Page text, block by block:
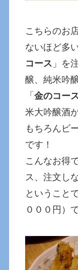
こちらのお
ないほど多
コース 」を
醸、純米吟
「金のコー
米大吟醸酒
もちろんビ
です！
こんなお得
ス、注文し
ということ
０００円）